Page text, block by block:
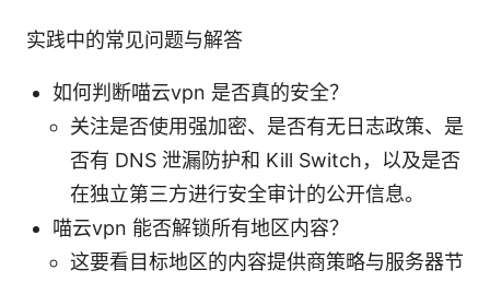
实践中的常见问题与解答
如何判断喵云vpn 是否真的安全？
关注是否使用强加密、是否有无日志政策、是
否有 DNS 泄漏防护和 Kill Switch，以及是否
在独立第三方进行安全审计的公开信息。
喵云vpn 能否解锁所有地区内容？
这要看目标地区的内容提供商策略与服务器节